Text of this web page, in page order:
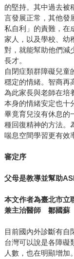
的堅持。其中過去被
言發展正常，其他發
私自利」的責難，在
家人，以及學校、幼
對，就能幫助他們減
長才。
自閉症類群障礙兒童
穩定的情緒。智商再
為此家長與老師在培
本身的情緒安定也十
畢竟育兒沒有休息的
種回復精神的方法。
喘息空間學習更有效
審定序
父母是教導並幫助
本文作者為臺北市立
兼主治醫師 鄒國蘇
目前國內外診斷有自
台灣可以說是各障礙
人數，也在明顯增加